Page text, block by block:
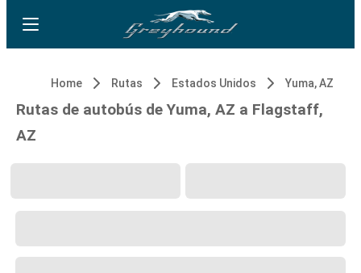
Home Rutas Estados Unidos Yuma, AZ
Rutas de autobús de Yuma, AZ a Flagstaff,
AZ